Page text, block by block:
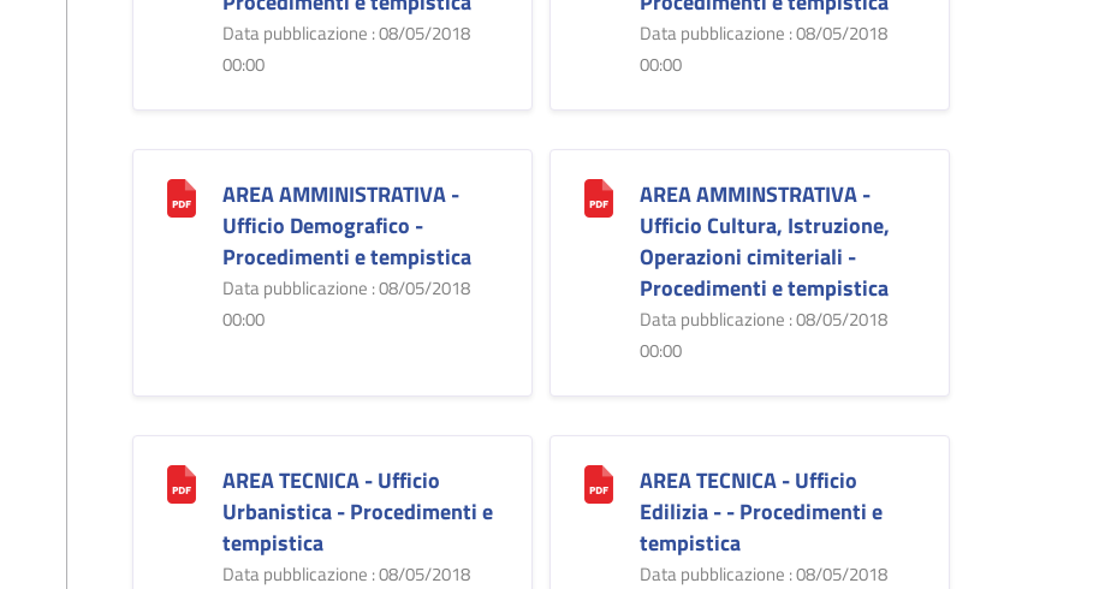
Data pubblicazione : 08/05/2018
00:00
Data pubblicazione : 08/05/2018
00:00
AREA AMMINISTRATIVA -
Ufficio Demografico -
Procedimenti e tempistica
Data pubblicazione : 08/05/2018
00:00
AREA AMMINSTRATIVA -
Ufficio Cultura, Istruzione,
Operazioni cimiteriali -
Procedimenti e tempistica
Data pubblicazione : 08/05/2018
00:00
AREA TECNICA - Ufficio
Urbanistica - Procedimenti e
tempistica
Data pubblicazione : 08/05/2018
AREA TECNICA - Ufficio
Edilizia - - Procedimenti e
tempistica
Data pubblicazione : 08/05/2018